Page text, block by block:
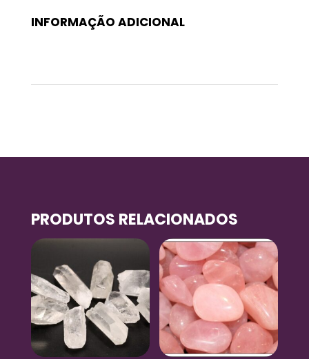
INFORMAÇÃO ADICIONAL
PRODUTOS RELACIONADOS